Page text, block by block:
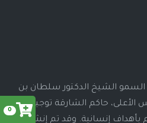
0
صاحب السمو الشيخ الدكتور سلطان بن
حاكم الشارقة توجيهاته
إنسانية. وقد تم إنشاء